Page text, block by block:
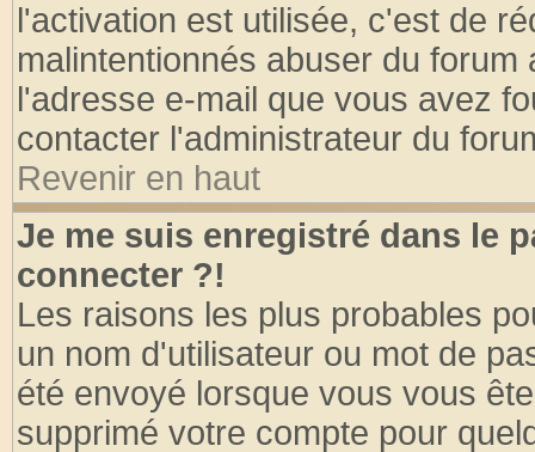
l'activation est utilisée, c'est de
malintentionnés abuser du
l'adresse e-mail que vous avez
contacter l'administrateur du
Revenir en haut
Je me suis enregistré dans le
connecter ?!
Les raisons les plus probables
un nom d'utilisateur ou mot de
été envoyé lorsque vous vous
supprimé votre compte pour